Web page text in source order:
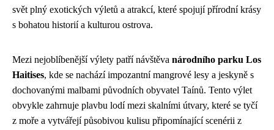
svět plný exotických výletů a atrakcí, které spojují přírodní krásy
s bohatou historií a kulturou ostrova.
Mezi nejoblíbenější výlety patří návštěva národního parku Los
Haitises, kde se nachází impozantní mangrové lesy a jeskyně s
dochovanými malbami původních obyvatel Taínů. Tento výlet
obvykle zahrnuje plavbu lodí mezi skalními útvary, které se tyčí
z moře a vytvářejí působivou kulisu připomínající scenérii z